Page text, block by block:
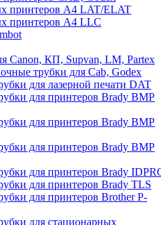
принтеров А4 LAT/ELAT
принтеров А4 LLC
Canon, КП, Supvan, LM, Partex
трубки для Cab, Godex
для лазерной печати DAT
для принтеров Brady BMP
для принтеров Brady BMP
для принтеров Brady BMP
для принтеров Brady
для принтеров Brady TLS
для принтеров Brother P-
для стационарных